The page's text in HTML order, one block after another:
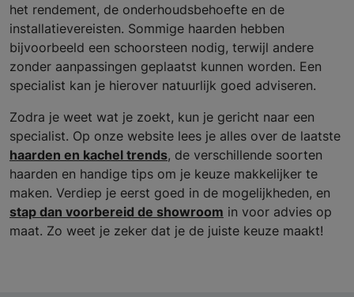
het rendement, de onderhoudsbehoefte en de
installatievereisten. Sommige haarden hebben
bijvoorbeeld een schoorsteen nodig, terwijl andere
zonder aanpassingen geplaatst kunnen worden. Een
specialist kan je hierover natuurlijk goed adviseren.
Zodra je weet wat je zoekt, kun je gericht naar een
specialist. Op onze website lees je alles over de laatste
haarden en kachel trends, de verschillende soorten
haarden en handige tips om je keuze makkelijker te
maken. Verdiep je eerst goed in de mogelijkheden, en
stap dan voorbereid de showroom in voor advies op
maat. Zo weet je zeker dat je de juiste keuze maakt!